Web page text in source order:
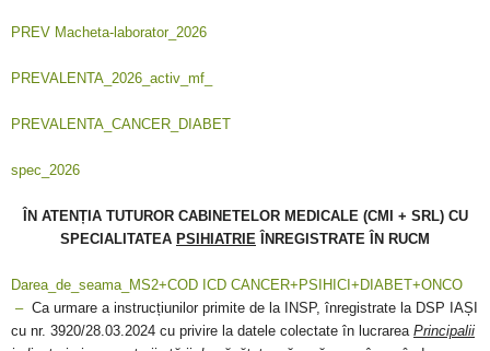
PREV Macheta-laborator_2026
PREVALENTA_2026_activ_mf_
PREVALENTA_CANCER_DIABET
spec_2026
ÎN ATENȚIA TUTUROR CABINETELOR MEDICALE (CMI + SRL) CU
SPECIALITATEA PSIHIATRIE ÎNREGISTRATE ÎN RUCM
Darea_de_seama_MS2+COD ICD CANCER+PSIHICI+DIABET+ONCO
– Ca urmare a instrucțiunilor primite de la INSP, înregistrate la DSP IAȘI
cu nr. 3920/28.03.2024 cu privire la datele colectate în lucrarea Principalii